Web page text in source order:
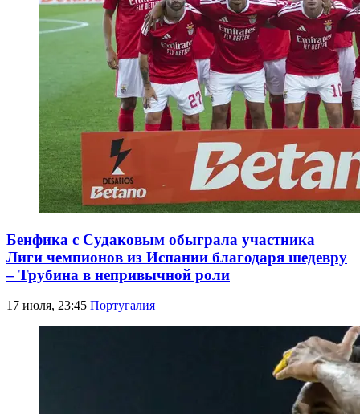
Бенфика с Судаковым обыграла участника
Лиги чемпионов из Испании благодаря шедевру
– Трубина в непривычной роли
17 июля, 23:45 Португалия